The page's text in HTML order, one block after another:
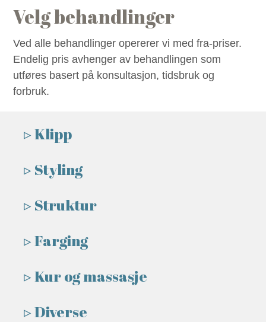
Facebook
Instagram
Hjemmeside
Velg behandlinger
Ved alle behandlinger opererer vi med fra-priser.
Endelig pris avhenger av behandlingen som
utføres basert på konsultasjon, tidsbruk og
forbruk.
Klipp
Styling
Struktur
Farging
Kur og massasje
Diverse